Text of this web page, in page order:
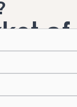
af